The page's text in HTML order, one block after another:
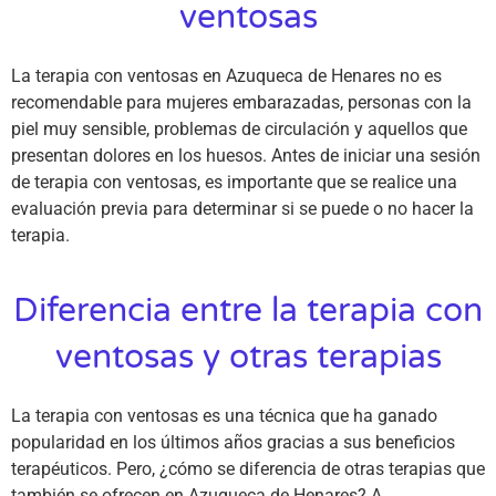
ventosas
La terapia con ventosas en Azuqueca de Henares no es
recomendable para mujeres embarazadas, personas con la
piel muy sensible, problemas de circulación y aquellos que
presentan dolores en los huesos. Antes de iniciar una sesión
de terapia con ventosas, es importante que se realice una
evaluación previa para determinar si se puede o no hacer la
terapia.
Diferencia entre la terapia con
ventosas y otras terapias
La terapia con ventosas es una técnica que ha ganado
popularidad en los últimos años gracias a sus beneficios
terapéuticos. Pero, ¿cómo se diferencia de otras terapias que